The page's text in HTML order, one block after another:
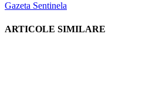
Gazeta Sentinela
ARTICOLE SIMILARE